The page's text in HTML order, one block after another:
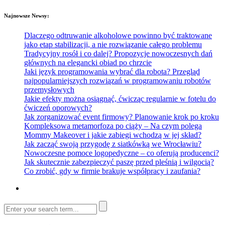
Najnowsze Newsy:
Dlaczego odtruwanie alkoholowe powinno być traktowane
jako etap stabilizacji, a nie rozwiązanie całego problemu
Tradycyjny rosół i co dalej? Propozycje nowoczesnych dań
głównych na elegancki obiad po chrzcie
Jaki język programowania wybrać dla robota? Przegląd
najpopularniejszych rozwiązań w programowaniu robotów
przemysłowych
Jakie efekty można osiągnąć, ćwicząc regularnie w fotelu do
ćwiczeń oporowych?
Jak zorganizować event firmowy? Planowanie krok po kroku
Kompleksowa metamorfoza po ciąży – Na czym polega
Mommy Makeover i jakie zabiegi wchodzą w jej skład?
Jak zacząć swoją przygodę z siatkówką we Wrocławiu?
Nowoczesne pomoce logopedyczne – co oferują producenci?
Jak skutecznie zabezpieczyć paszę przed pleśnią i wilgocią?
Co zrobić, gdy w firmie brakuje współpracy i zaufania?